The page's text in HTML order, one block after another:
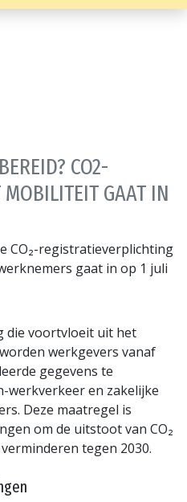
CO2-
MOBILITEIT GAAT IN
CO₂-registratieverplichting
gaat in op 1 juli
die voortvloeit uit het
werkgevers vanaf
gegevens te
werkverkeer en zakelijke
Deze maatregel is
om de uitstoot van CO₂
tegen 2030.